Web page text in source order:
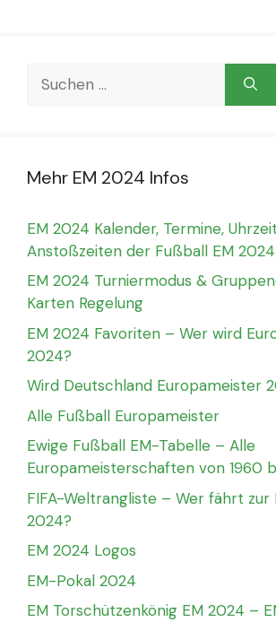
Suchen
nach:
Mehr EM 2024 Infos
EM 2024 Kalender, Termine,
Anstoßzeiten der Fußball EM 2024
EM 2024 Turniermodus &
Karten Regelung
EM 2024 Favoriten – Wer wird
2024?
Wird Deutschland Europameister
Alle Fußball Europameister
Ewige Fußball EM-Tabelle – Alle
Europameisterschaften von 1960
FIFA-Weltrangliste – Wer fährt zur
2024?
EM 2024 Logos
EM-Pokal 2024
EM Torschützenkönig EM 2024 –